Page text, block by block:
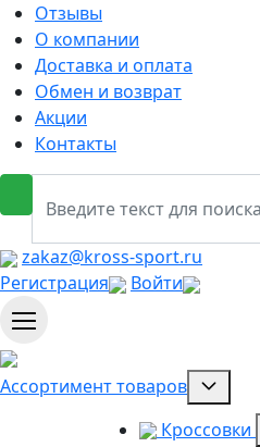
Отзывы
О компании
Доставка и оплата
Обмен и возврат
Акции
Контакты
zakaz@kross-sport.ru
Регистрация
Войти
Ассортимент товаров
Кроссовки